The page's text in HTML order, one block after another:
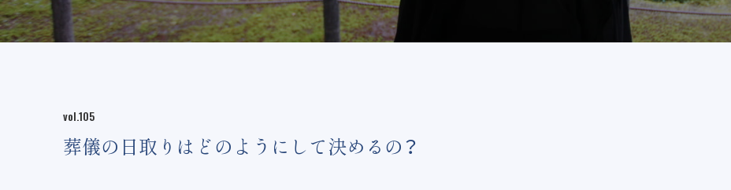
vol.105
葬儀の日取りはどのようにして決めるの？